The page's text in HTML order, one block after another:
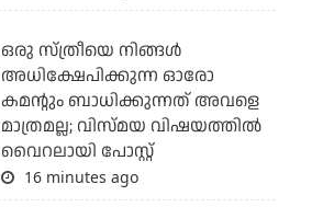
ഒരു സ്ത്രീയെ നിങ്ങള്‍
അധിക്ഷേപിക്കുന്ന ഓരോ
കമന്റും ബാധിക്കുന്നത് അവളെ
മാത്രമല്ല; വിസ്മയ വിഷയത്തില്‍
വൈറലായി പോസ്റ്റ്
16 minutes ago